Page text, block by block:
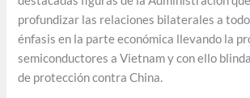
profundizar las relaciones bilaterales a
énfasis en la parte económica llevando la
semiconductores a Vietnam y con ello
de protección contra China.